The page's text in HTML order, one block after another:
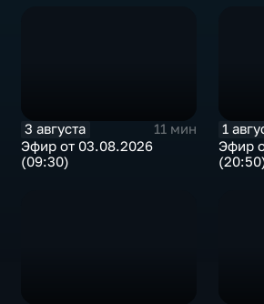
3 августа
11 мин
Эфир от 03.08.2026
(09:30)
1
Эфир